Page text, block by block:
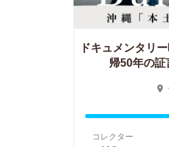
ドキュメンタリ
帰50年の証
コレクター